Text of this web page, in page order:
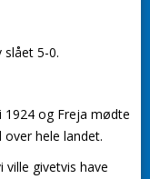
5-0.
1924 og Freja mødte
over hele landet.
givetvis have